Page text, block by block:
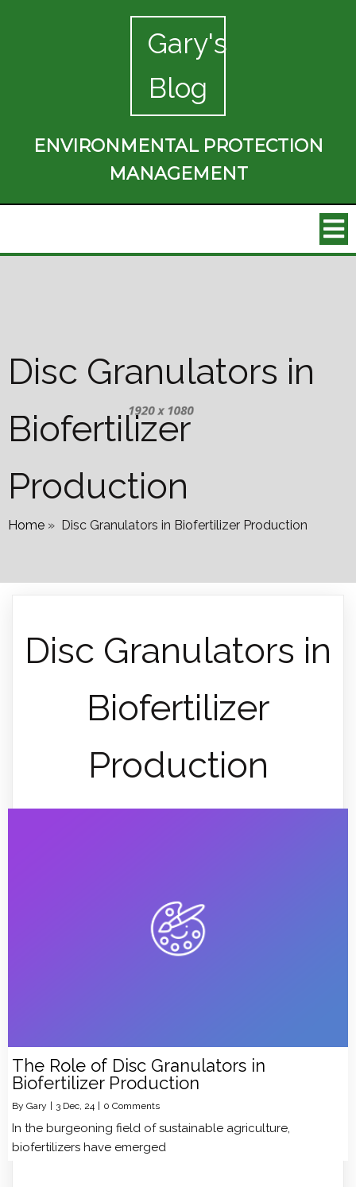
Gary's
Blog
ENVIRONMENTAL PROTECTION
MANAGEMENT
Disc Granulators in
Biofertilizer
Production
Home » Disc Granulators in Biofertilizer Production
Disc Granulators in
Biofertilizer
Production
The Role of Disc Granulators in
Biofertilizer Production
By Gary | 3 Dec, 24 | 0 Comments
In the burgeoning field of sustainable agriculture,
biofertilizers have emerged